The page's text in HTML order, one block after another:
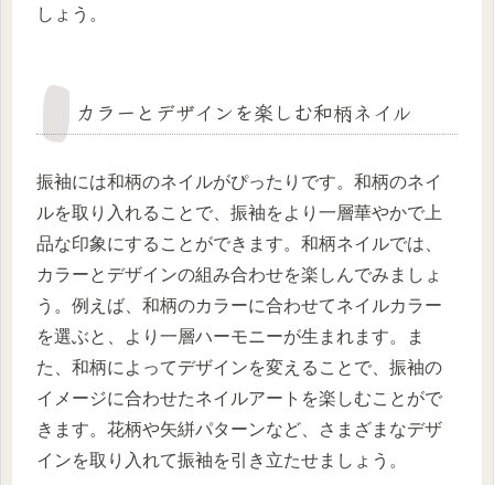
しょう。
カラーとデザインを楽しむ和柄ネイル
振袖には和柄のネイルがぴったりです。和柄のネイ
ルを取り入れることで、振袖をより一層華やかで上
品な印象にすることができます。和柄ネイルでは、
カラーとデザインの組み合わせを楽しんでみましょ
う。例えば、和柄のカラーに合わせてネイルカラー
を選ぶと、より一層ハーモニーが生まれます。ま
た、和柄によってデザインを変えることで、振袖の
イメージに合わせたネイルアートを楽しむことがで
きます。花柄や矢絣パターンなど、さまざまなデザ
インを取り入れて振袖を引き立たせましょう。